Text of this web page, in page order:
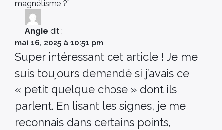
magnétisme ?”
Angie dit :
mai 16, 2025 à 10:51 pm
Super intéressant cet article ! Je me
suis toujours demandé si j’avais ce
« petit quelque chose » dont ils
parlent. En lisant les signes, je me
reconnais dans certains points,